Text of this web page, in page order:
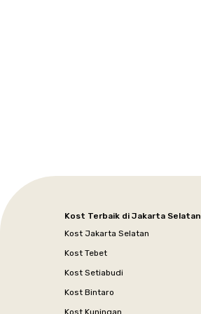
Kost Terbaik di Jakarta Selatan
Kost Jakarta Selatan
Kost Tebet
Kost Setiabudi
Kost Bintaro
Kost Kuningan